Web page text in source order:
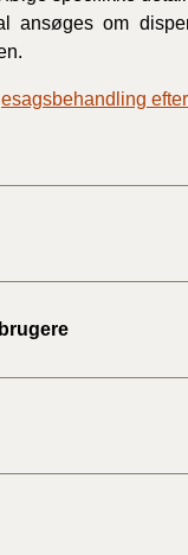
ansøges om